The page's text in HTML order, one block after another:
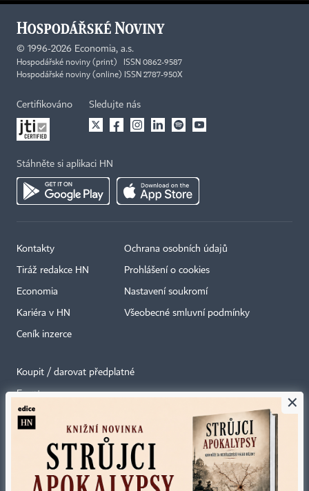
© 1996-2026 Economia, a.s.
Hospodářské noviny (print) ISSN 0862-9587
Hospodářské noviny (online) ISSN 2787-950X
Certifikováno Sledujte nás
Stáhněte si aplikaci HN
Kontakty
Tiráž redakce HN
Economia
Kariéra v HN
Ceník inzerce
Ochrana osobních údajů
Prohlášení o cookies
Nastavení soukromí
Všeobecné smluvní podmínky
Koupit / darovat předplatné
Eventy
Newslettery
Autorská práva vykonává vydavatel. Bez písemného svolení vydavatele je
×